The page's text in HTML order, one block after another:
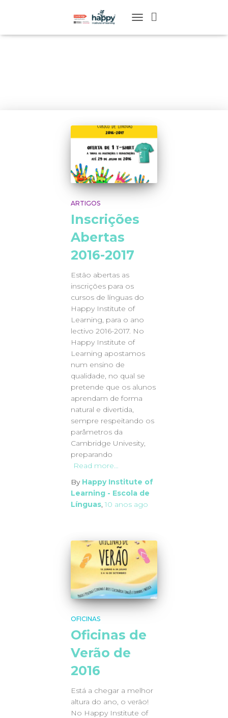
NAVIGATION
ARTIGOS
Inscrições
Abertas
2016-2017
Estão abertas as
inscrições para os
cursos de línguas do
Happy Institute of
Learning, para o ano
lectivo 2016-2017. No
Happy Institute of
Learning apostamos
num ensino de
qualidade, no qual se
pretende que os alunos
aprendam de forma
natural e divertida,
sempre respeitando os
parâmetros da
Cambridge Univesity,
preparando
Read more…
By Happy Institute of
Learning - Escola de
Línguas,10 anos ago
OFICINAS
Oficinas de
Verão de
2016
Está a chegar a melhor
altura do ano, o verão!
No Happy Institute of